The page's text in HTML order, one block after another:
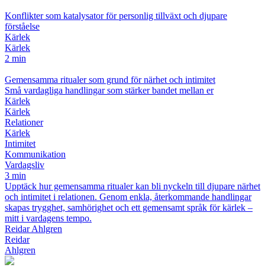
Konflikter som katalysator för personlig tillväxt och djupare
förståelse
Kärlek
Kärlek
2 min
Gemensamma ritualer som grund för närhet och intimitet
Små vardagliga handlingar som stärker bandet mellan er
Kärlek
Kärlek
Relationer
Kärlek
Intimitet
Kommunikation
Vardagsliv
3 min
Upptäck hur gemensamma ritualer kan bli nyckeln till djupare närhet
och intimitet i relationen. Genom enkla, återkommande handlingar
skapas trygghet, samhörighet och ett gemensamt språk för kärlek –
mitt i vardagens tempo.
Reidar Ahlgren
Reidar
Ahlgren